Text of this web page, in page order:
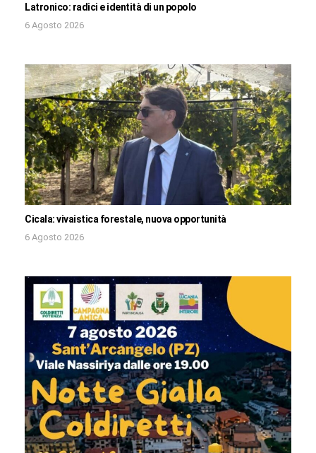
Latronico: radici e identità di un popolo
6 Agosto 2026
Cicala: vivaistica forestale, nuova opportunità
6 Agosto 2026